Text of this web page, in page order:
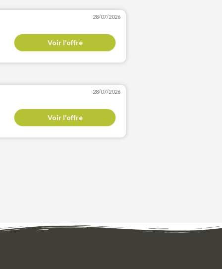
28/07/2026
Voir l'offre
28/07/2026
Voir l'offre